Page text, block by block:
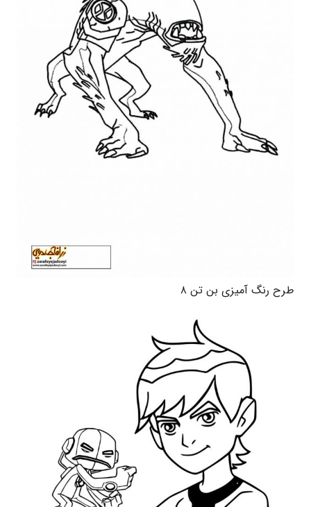
طرح رنگ آمیزی بن تن ۸